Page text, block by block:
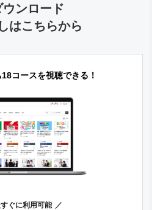
ウンロード
はこちらから
コースを視聴できる！
ぐに利用可能